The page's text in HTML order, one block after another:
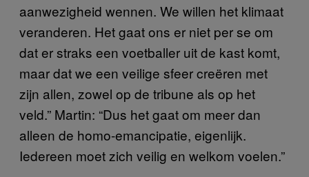
aanwezigheid wennen. We willen het klimaat
veranderen. Het gaat ons er niet per se om
dat er straks een voetballer uit de kast komt,
maar dat we een veilige sfeer creëren met
zijn allen, zowel op de tribune als op het
veld.” Martin: “Dus het gaat om meer dan
alleen de homo-emancipatie, eigenlijk.
Iedereen moet zich veilig en welkom voelen.”